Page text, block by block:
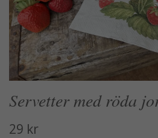
Servetter med röda
29 kr